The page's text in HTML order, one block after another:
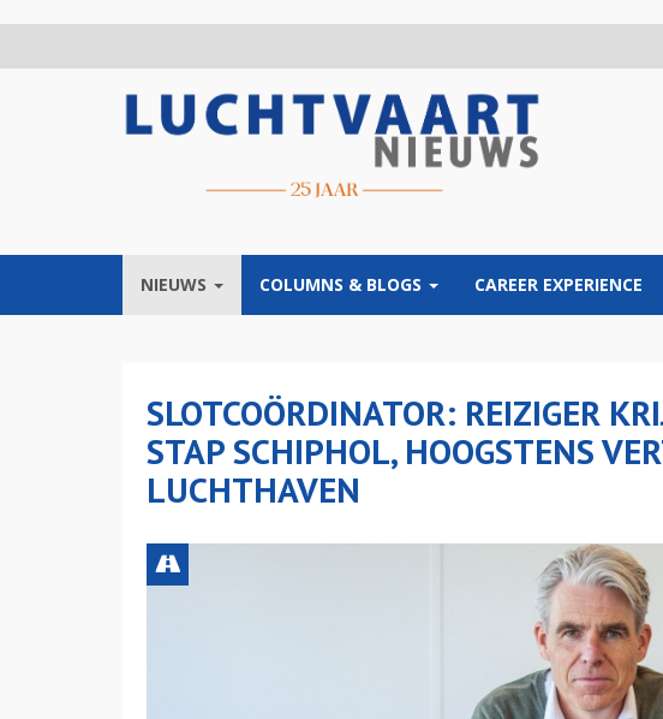
NIEUWS COLUMNS & BLOGS CAREER EXPERIENCE
SLOTCOÖRDINATOR: REIZIGER
STAP SCHIPHOL, HOOGSTENS
LUCHTHAVEN